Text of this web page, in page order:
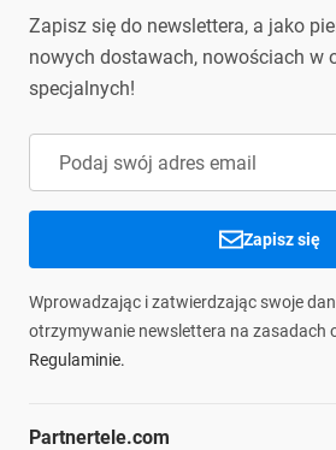
Zapisz się do newslettera, a jako
nowych dostawach, nowościach w
specjalnych!
Zapisz się
Wprowadzając i zatwierdzając swoje
otrzymywanie newslettera na zasadach
Regulaminie.
Partnertele.com